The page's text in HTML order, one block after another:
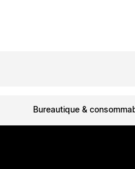
Bureautique &